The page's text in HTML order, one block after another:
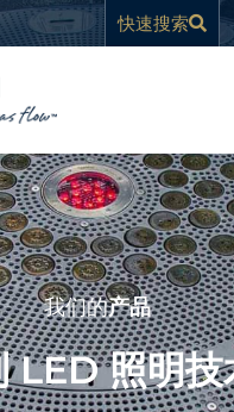
快速搜索
我们的产品
LED 照明技